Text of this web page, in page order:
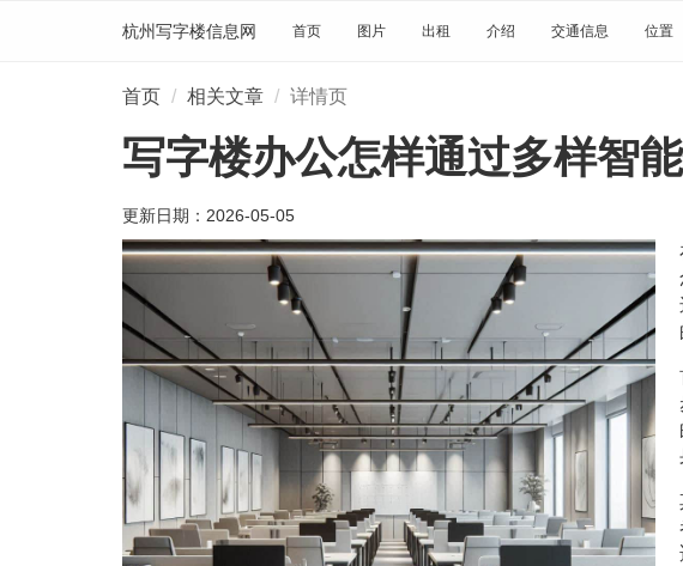
杭州写字楼信息网 首页 图片 出租 介绍 交通信息 位置
首页 相关文章 详情页
写字楼办公怎样通过多样智
更新日期： 2026-05-05